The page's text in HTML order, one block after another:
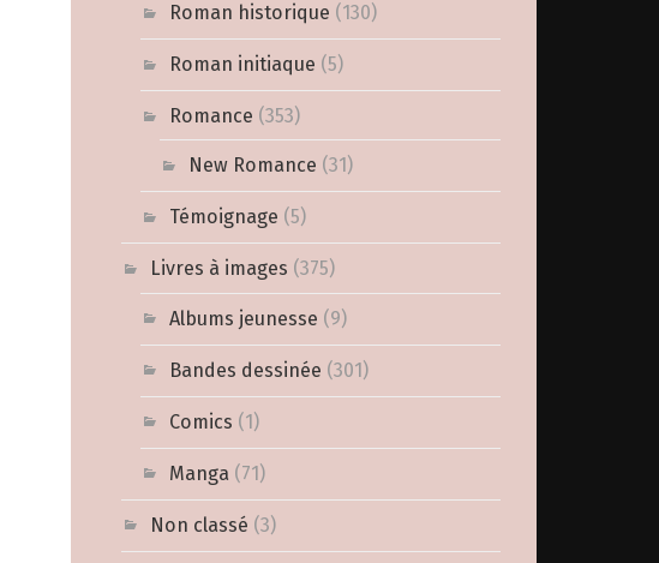
Roman historique (130)
Roman initiaque (5)
Romance (353)
New Romance (31)
Témoignage (5)
Livres à images (375)
Albums jeunesse (9)
Bandes dessinée (301)
Comics (1)
Manga (71)
Non classé (3)